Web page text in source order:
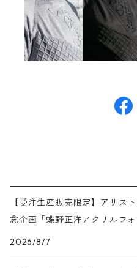
【受注生産販売限定】アリス
念企画「蝶野正洋アクリルフォ
2026/8/7